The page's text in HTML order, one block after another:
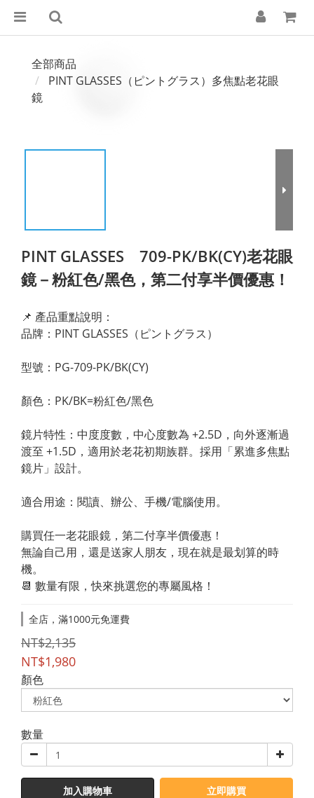
全部商品
PINT GLASSES（ピントグラス）多焦點老花眼
鏡
PINT GLASSES 709-PK/BK(CY)老花眼
鏡－粉紅色/黑色，第二付享半價優惠！
📌 產品重點說明：
品牌：PINT GLASSES（ピントグラス）
型號：PG-709-PK/BK(CY)
顏色：PK/BK=粉紅色/黑色
鏡片特性：中度度數，中心度數為 +2.5D，向外逐漸過
渡至 +1.5D，適用於老花初期族群。採用「累進多焦點
鏡片」設計。
適合用途：閱讀、辦公、手機/電腦使用。
購買任一老花眼鏡，第二付享半價優惠！
無論自己用，還是送家人朋友，現在就是最划算的時
機。
📆 數量有限，快來挑選您的專屬風格！
全店，滿1000元免運費
NT$2,135
NT$1,980
顏色
數量
加入購物車 立即購買